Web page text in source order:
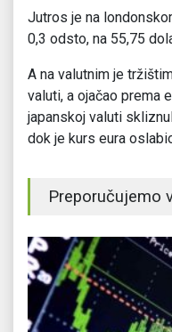
Jutros je na
0,3 odsto, na 55,75
A na valutnim je
valuti, a ojačao prema
japanskoj valuti
dok je kurs eura
Preporučujemo